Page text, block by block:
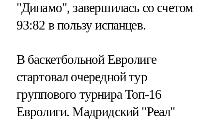
"Динамо", завершилась со счетом
93:82 в пользу испанцев.
В баскетбольной Евролиге
стартовал очередной тур
группового турнира Топ-16
Евролиги. Мадридский "Реал"